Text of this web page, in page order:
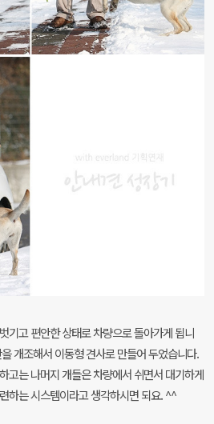
기고 편안한 상태로 차량으로 돌아가게 됩니
개조해서 이동형 견사로 만들어 두었습니다.
고는 나머지 개들은 차량에서 쉬면서 대기하게
하는 시스템이라고 생각하시면 되요. ^^